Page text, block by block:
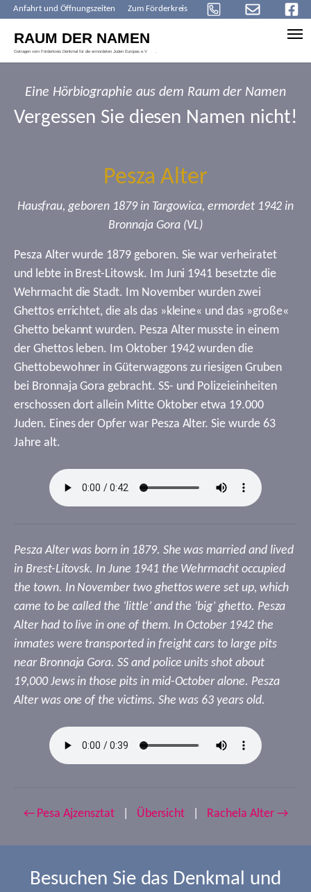
Anfahrt und Öffnungszeiten Zum Förderkreis
Eine Hörbiographie aus dem Raum der Namen
Vergessen Sie diesen Namen nicht!
Pesza Alter
Hausfrau, geboren 1879 in Targowica, ermordet 1942 in
Bronnaja Gora (VL)
Pesza Alter wurde 1879 geboren. Sie war verheiratet
und lebte in Brest-Litowsk. Im Juni 1941 besetzte die
Wehrmacht die Stadt. Im November wurden zwei
Ghettos errichtet, die als das »kleine« und das »große«
Ghetto bekannt wurden. Pesza Alter musste in einem
der Ghettos leben. Im Oktober 1942 wurden die
Ghettobewohner in Güterwaggons zu riesigen Gruben
bei Bronnaja Gora gebracht. SS- und Polizeieinheiten
erschossen dort allein Mitte Oktober etwa 19.000
Juden. Eines der Opfer war Pesza Alter. Sie wurde 63
Jahre alt.
Pesza Alter was born in 1879. She was married and lived
in Brest-Litovsk. In June 1941 the Wehrmacht occupied
the town. In November two ghettos were set up, which
came to be called the ‘little’ and the ‘big’ ghetto. Pesza
Alter had to live in one of them. In October 1942 the
inmates were transported in freight cars to large pits
near Bronnaja Gora. SS and police units shot about
19,000 Jews in those pits in mid-October alone. Pesza
Alter was one of the victims. She was 63 years old.
← Pesa Ajzensztat Übersicht Rachela Alter →
Besuchen Sie das Denkmal und